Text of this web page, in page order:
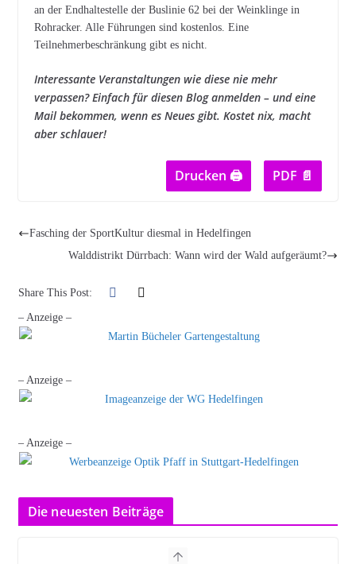
an der Endhaltestelle der Buslinie 62 bei der Weinklinge in
Rohracker. Alle Führungen sind kostenlos. Eine
Teilnehmerbeschränkung gibt es nicht.
Interessante Veranstaltungen wie diese nie mehr
verpassen? Einfach für diesen Blog anmelden – und eine
Mail bekommen, wenn es Neues gibt. Kostet nix, macht
aber schlauer!
Drucken 🖨 PDF 📄
Fasching der SportKultur diesmal in Hedelfingen
Walddistrikt Dürrbach: Wann wird der Wald aufgeräumt?
Share This Post:
– Anzeige –
– Anzeige –
– Anzeige –
Die neuesten Beiträge